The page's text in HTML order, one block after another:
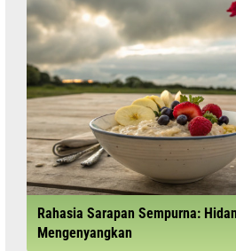
Rahasia Sarapan Sempurna:
Mengenyangkan